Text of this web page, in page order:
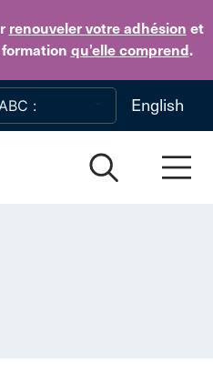
renouveler votre adhésion et
qu’elle comprend.
Skip to main content
English